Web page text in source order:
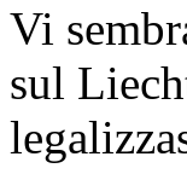
Vi
sul